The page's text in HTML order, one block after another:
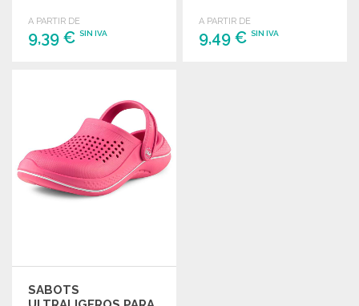
A PARTIR DE
9,39 € SIN IVA
A PARTIR DE
9,49 €SIN IVA
SABOTS